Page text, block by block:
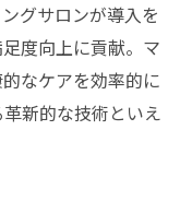
グサロンが導入を
度向上に貢献。マ
なケアを効率的に
新的な技術といえ